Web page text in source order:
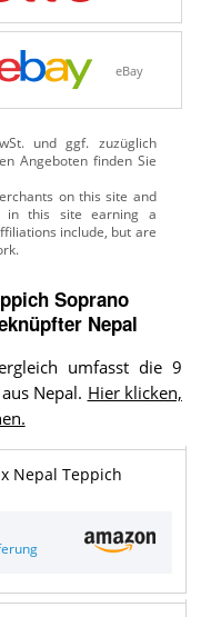
eBay
und ggf. zuzüglich
Angeboten finden Sie
Soprano
Nepal
umfasst die 9
Nepal. Hier klicken,
Nepal Teppich